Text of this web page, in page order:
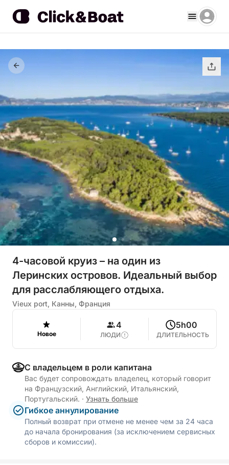
4-часовой круиз – на один из
Леринских островов. Идеальный выбор
для расслабляющего отдыха.
Vieux port, Канны, Франция
Новое
4
ЛЮДИ
5h00
ДЛИТЕЛЬНОСТЬ
С владельцем в роли капитана
Вас будет сопровождать владелец, который говорит
на Французский, Английский, Итальянский,
Португальский. · Узнать больше
Гибкое аннулирование
Полный возврат при отмене не менее чем за 24 часа
до начала бронирования (за исключением сервисных
сборов и комиссии).